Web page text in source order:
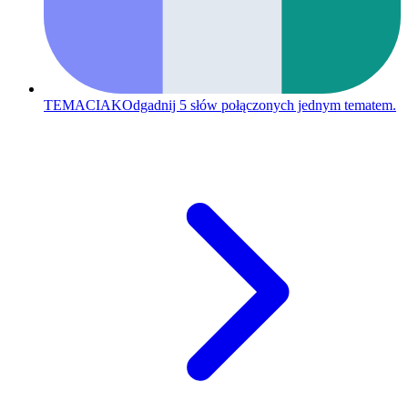
TEMACIAKOdgadnij 5 słów połączonych jednym tematem.